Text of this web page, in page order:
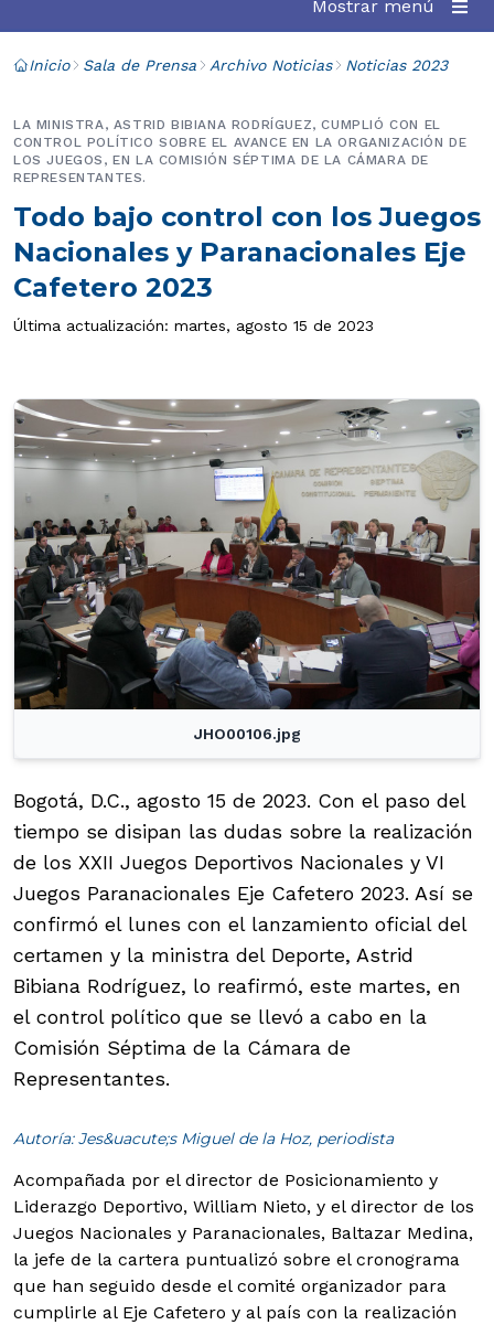
Mostrar menú
Inicio Sala de Prensa Archivo Noticias Noticias 2023
Todo bajo control con los Juegos
Nacionales y Paranacionales Eje
Cafetero 2023
LA MINISTRA, ASTRID BIBIANA RODRÍGUEZ, CUMPLIÓ CON EL
CONTROL POLÍTICO SOBRE EL AVANCE EN LA ORGANIZACIÓN DE
LOS JUEGOS, EN LA COMISIÓN SÉPTIMA DE LA CÁMARA DE
REPRESENTANTES.
Última actualización: martes, agosto 15 de 2023
JHO00106.jpg
Bogotá, D.C., agosto 15 de 2023. Con el paso del
tiempo se disipan las dudas sobre la realización
de los XXII Juegos Deportivos Nacionales y VI
Juegos Paranacionales Eje Cafetero 2023. Así se
confirmó el lunes con el lanzamiento oficial del
certamen y la ministra del Deporte, Astrid
Bibiana Rodríguez, lo reafirmó, este martes, en
el control político que se llevó a cabo en la
Comisión Séptima de la Cámara de
Representantes.
Autoría: Jes&uacute;s Miguel de la Hoz, periodista
Acompañada por el director de Posicionamiento y
Liderazgo Deportivo, William Nieto, y el director de los
Juegos Nacionales y Paranacionales, Baltazar Medina,
la jefe de la cartera puntualizó sobre el cronograma
que han seguido desde el comité organizador para
cumplirle al Eje Cafetero y al país con la realización